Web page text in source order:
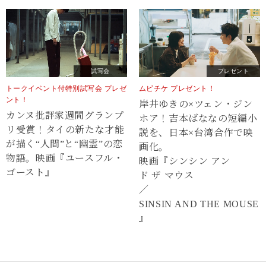
試写会
トークイベント付特別試写会 プレゼ
ント！
カンヌ批評家週間グランプ
リ受賞！タイの新たな才能
が描く“⼈間”と“幽霊”の恋
物語。映画『ユースフル・
ゴースト』
プレゼント
ムビチケ プレゼント！
岸井ゆきの×ツェン・ジン
ホア！吉本ばななの短編小
説を、日本×台湾合作で映
画化。
映画『シンシン アン
ド ザ マウス
／
SINSIN AND THE MOUSE
』